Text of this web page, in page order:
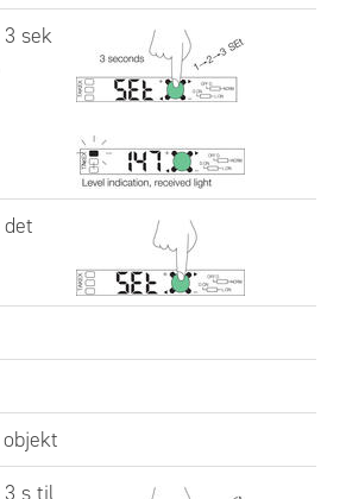
sek
3 s til